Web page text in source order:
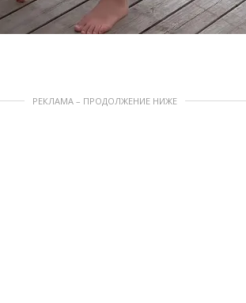
РЕКЛАМА – ПРОДОЛЖЕНИЕ НИЖЕ